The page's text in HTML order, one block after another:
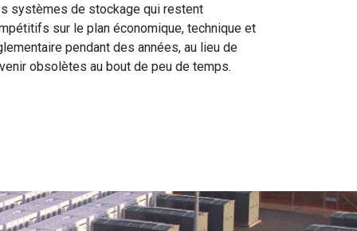
systèmes de stockage qui restent
sur le plan économique, technique et
pendant des années, au lieu de
obsolètes au bout de peu de temps.